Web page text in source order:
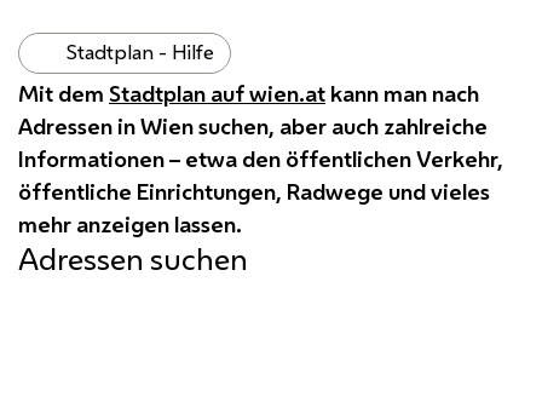
Stadtplan - Hilfe
Mit demStadtplan auf wien.atkann man nach
Adressen in Wien suchen, aber auch zahlreiche
Informationen – etwa den öffentlichen Verkehr,
öffentliche Einrichtungen, Radwege und vieles
mehr anzeigen lassen.
Adressen suchen